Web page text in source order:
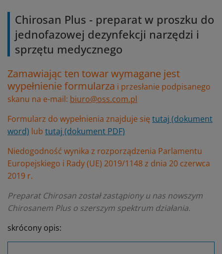
Chirosan Plus - preparat w proszku do
jednofazowej dezynfekcji narzędzi i
sprzętu medycznego
Zamawiając ten towar wymagane jest
wypełnienie formularza i przesłanie podpisanego
skanu na e-mail: biuro@oss.com.pl
Formularz do wypełnienia znajduje się tutaj (dokument
word) lub tutaj (dokument PDF)
Niedogodność wynika z rozporządzenia Parlamentu
Europejskiego i Rady (UE) 2019/1148 z dnia 20 czerwca
2019 r.
Preparat Chirosan został zastąpiony u nas nowszym
Chirosanem Plus o szerszym spektrum działania.
skrócony opis: